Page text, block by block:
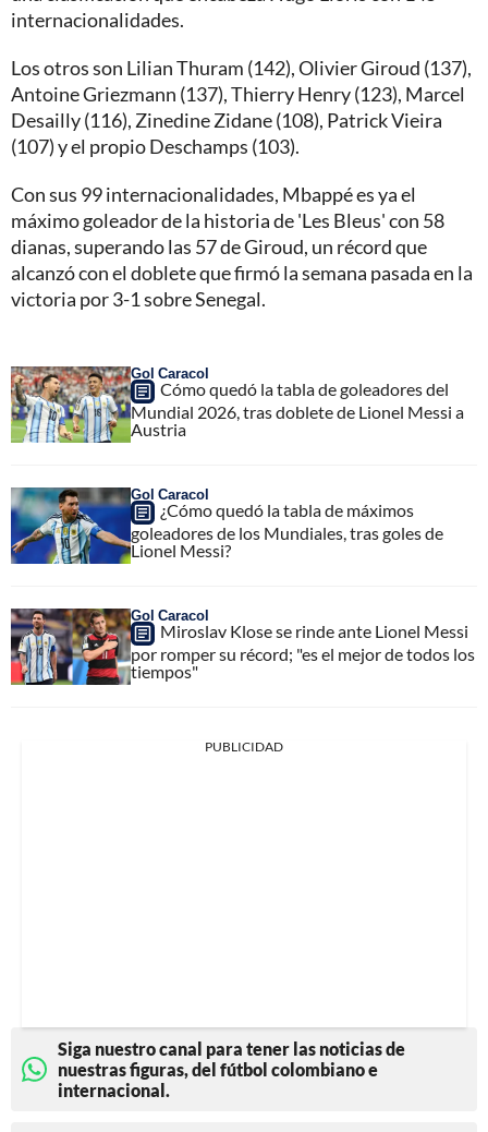
internacionalidades.
Los otros son Lilian Thuram (142), Olivier Giroud (137),
Antoine Griezmann (137), Thierry Henry (123), Marcel
Desailly (116), Zinedine Zidane (108), Patrick Vieira
(107) y el propio Deschamps (103).
Con sus 99 internacionalidades, Mbappé es ya el
máximo goleador de la historia de 'Les Bleus' con 58
dianas, superando las 57 de Giroud, un récord que
alcanzó con el doblete que firmó la semana pasada en la
victoria por 3-1 sobre Senegal.
Gol Caracol
Cómo quedó la tabla de goleadores del
Mundial 2026, tras doblete de Lionel Messi a
Austria
Gol Caracol
¿Cómo quedó la tabla de máximos
goleadores de los Mundiales, tras goles de
Lionel Messi?
Gol Caracol
Miroslav Klose se rinde ante Lionel Messi
por romper su récord; "es el mejor de todos los
tiempos"
PUBLICIDAD
Siga nuestro canal para tener las noticias de
nuestras figuras, del fútbol colombiano e
internacional.